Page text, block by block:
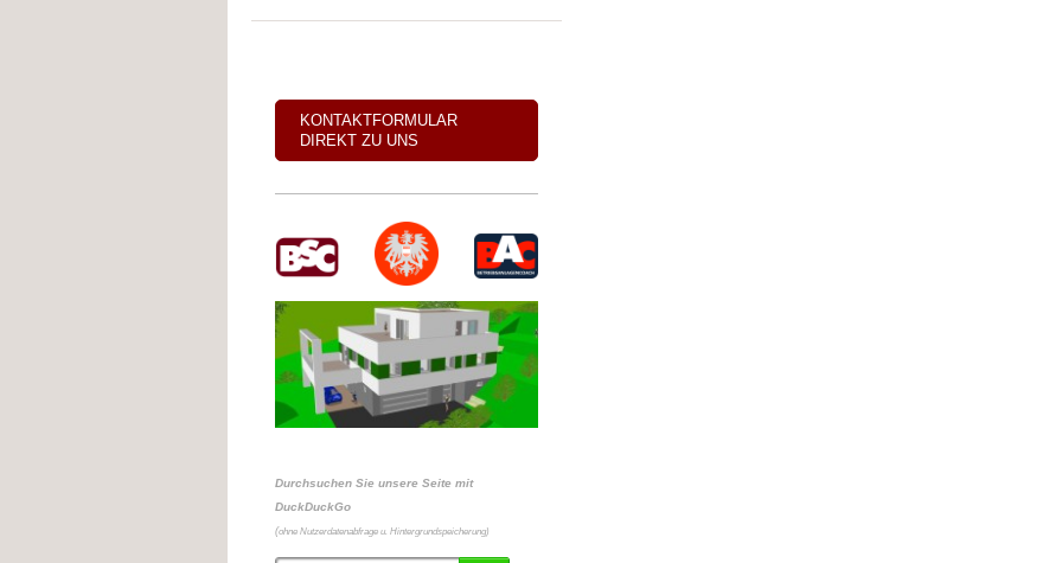
KONTAKTFORMULAR
DIREKT ZU UNS
Durchsuchen Sie unsere Seite mit
DuckDuckGo
(ohne Nutzerdatenabfrage u. Hintergrundspeicherung)